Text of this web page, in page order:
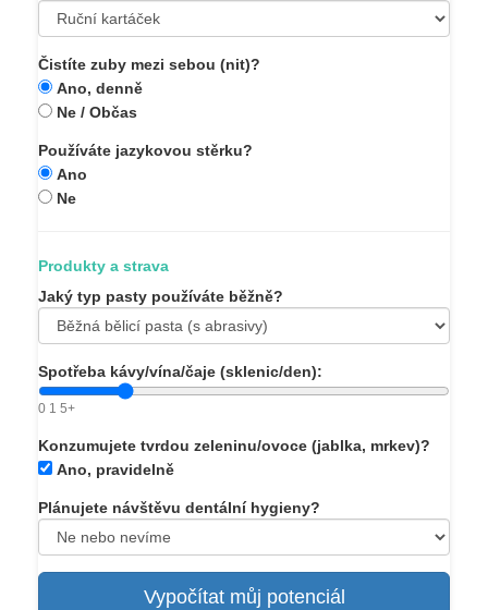
Čistíte zuby mezi sebou (nit)?
Ano, denně
Ne / Občas
Používáte jazykovou stěrku?
Ano
Ne
Produkty a strava
Jaký typ pasty používáte běžně?
Spotřeba kávy/vína/čaje (sklenic/den):
0 1 5+
Konzumujete tvrdou zeleninu/ovoce (jablka, mrkev)?
Ano, pravidelně
Plánujete návštěvu dentální hygieny?
Vypočítat můj potenciál